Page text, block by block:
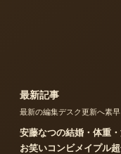
最新記事
最新の編集デスク更新へ素早
安藤なつの結婚・体重
お笑いコンビメイプル